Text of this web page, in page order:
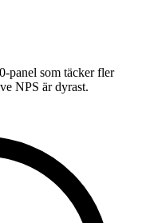
panel som täcker fler
NPS är dyrast.